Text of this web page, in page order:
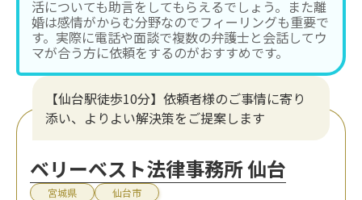
活についても助言をしてもらえるでしょう。また離
婚は感情がからむ分野なのでフィーリングも重要で
す。実際に電話や面談で複数の弁護士と会話してウ
マが合う方に依頼をするのがおすすめです。
【仙台駅徒歩10分】依頼者様のご事情に寄り
添い、よりよい解決策をご提案します
ベリーベスト法律事務所 仙台
宮城県 仙台市